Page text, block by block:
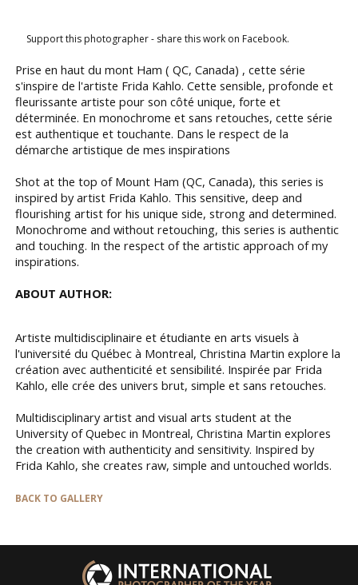
Support this photographer - share this work on Facebook.
Prise en haut du mont Ham ( QC, Canada) , cette série
s'inspire de l'artiste Frida Kahlo. Cette sensible, profonde et
fleurissante artiste pour son côté unique, forte et
déterminée. En monochrome et sans retouches, cette série
est authentique et touchante. Dans le respect de la
démarche artistique de mes inspirations
Shot at the top of Mount Ham (QC, Canada), this series is
inspired by artist Frida Kahlo. This sensitive, deep and
flourishing artist for his unique side, strong and determined.
Monochrome and without retouching, this series is authentic
and touching. In the respect of the artistic approach of my
inspirations.
ABOUT AUTHOR:
Artiste multidisciplinaire et étudiante en arts visuels à
l'université du Québec à Montreal, Christina Martin explore la
création avec authenticité et sensibilité. Inspirée par Frida
Kahlo, elle crée des univers brut, simple et sans retouches.
Multidisciplinary artist and visual arts student at the
University of Quebec in Montreal, Christina Martin explores
the creation with authenticity and sensitivity. Inspired by
Frida Kahlo, she creates raw, simple and untouched worlds.
BACK TO GALLERY